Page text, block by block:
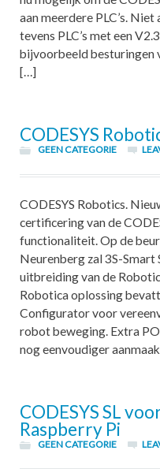
aan meerdere PLC’s.
tevens PLC’s met een
bijvoorbeeld besturingen
[…]
CODESYS
GEEN CATEGORIE
CODESYS Robotics.
certificering van de
functionaliteit. Op de
Neurenberg zal 3S-
uitbreiding van de
Robotica oplossing
Configurator voor
robot beweging. Extra
nog eenvoudiger
CODESYS SL
Raspberry Pi
GEEN CATEGORIE